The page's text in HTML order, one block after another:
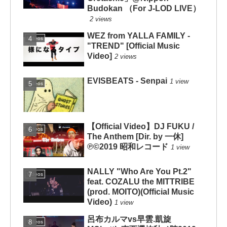
Budokan （For J-LOD LIVE）
2 views
Videos
WEZ from YALLA FAMILY -
"TREND" [Official Music
Video] 2 views
Videos EVISBEATS - Senpai 1 view
Videos
【Official Video】DJ FUKU /
The Anthem [Dir. by 一休]
℗©2019 昭和レコード 1 view
Videos
NALLY "Who Are You Pt.2"
feat. COZALU the MITTRIBE
(prod. MOITO)(Official Music
Video) 1 view
Videos
呂布カルマvs早雲.凱旋